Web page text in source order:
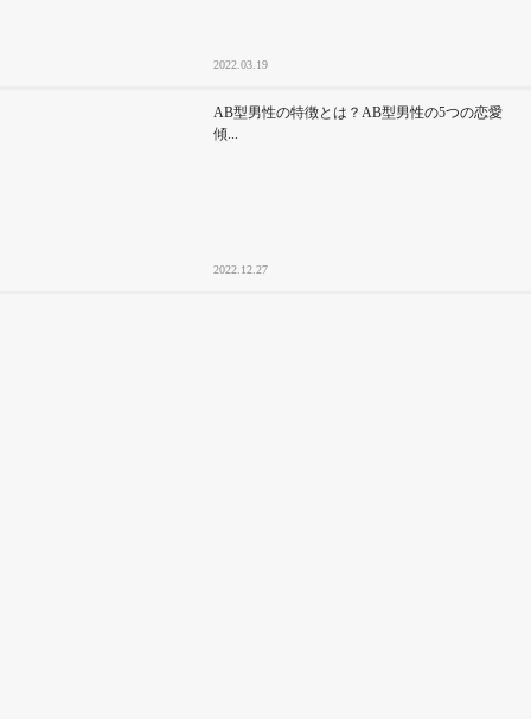
2022.03.19
AB型男性の特徴とは？AB型男性の5つの恋愛
傾...
2022.12.27